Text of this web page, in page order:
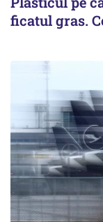
ficatul gras.